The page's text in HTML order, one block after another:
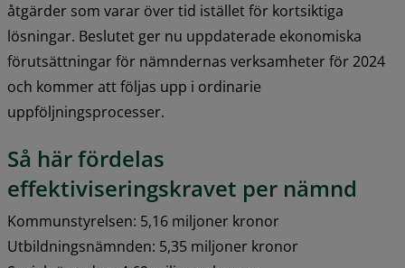
åtgärder som varar över tid istället för kortsiktiga
lösningar. Beslutet ger nu uppdaterade ekonomiska
förutsättningar för nämndernas verksamheter för 2024
och kommer att följas upp i ordinarie
uppföljningsprocesser.
Så här fördelas
effektiviseringskravet per nämnd
Kommunstyrelsen: 5,16 miljoner kronor
Utbildningsnämnden: 5,35 miljoner kronor